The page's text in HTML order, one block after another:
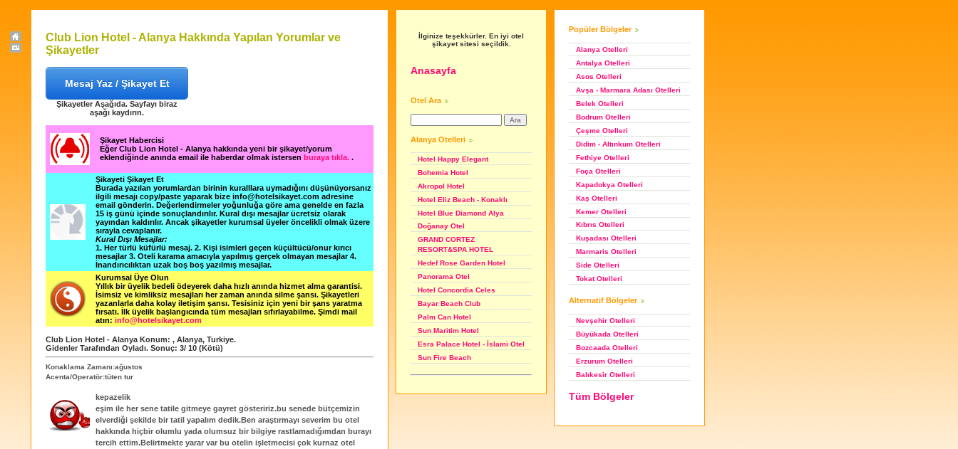
Club Lion Hotel - Alanya Hakkında Yapılan Yorumlar ve
Şikayetler
Mesaj Yaz / Şikayet Et
Şikayetler Aşağıda. Sayfayı biraz
aşağı kaydırın.
Şikayet Habercisi
Eğer Club Lion Hotel - Alanya hakkında yeni bir şikayet/yorum
eklendiğinde anında email ile haberdar olmak istersen buraya tıkla. .
Şikayeti Şikayet Et
Burada yazılan yorumlardan birinin kuralllara uymadığını düşünüyorsanız
ilgili mesajı copy/paste yaparak bize info@hotelsikayet.com adresine
email gönderin. Değerlendirmeler yoğunluğa göre ama genelde en fazla
15 iş günü içinde sonuçlandırılır. Kural dışı mesajlar ücretsiz olarak
yayından kaldırılır. Ancak şikayetler kurumsal üyeler öncelikli olmak üzere
sırayla cevaplanır.
Kural Dışı Mesajlar:
1. Her türlü küfürlü mesaj. 2. Kişi isimleri geçen küçültücü/onur kırıcı
mesajlar 3. Oteli karama amacıyla yapılmış gerçek olmayan mesajlar 4.
İnandırıcılıktan uzak boş boş yazılmış mesajlar.
Kurumsal Üye Olun
Yıllık bir üyelik bedeli ödeyerek daha hızlı anında hizmet alma garantisi.
İsimsiz ve kimliksiz mesajları her zaman anında silme şansı. Şikayetleri
yazanlarla daha kolay iletişim şansı. Tesisiniz için yeni bir şans yaratma
fırsatı. İlk üyelik başlangıcında tüm mesajları sıfırlayabilme. Şimdi mail
atın: info@hotelsikayet.com
Club Lion Hotel - Alanya Konum: , Alanya, Turkiye.
Gidenler Tarafından Oyladı. Sonuç: 3/ 10 (Kötü)
Konaklama Zamanı:ağustos
Acenta/Operatör:tüten tur
kepazelik
eşim ile her sene tatile gitmeye gayret gösteririz.bu senede bütçemizin
elverdiği şekilde bir tatil yapalım dedik.Ben araştırmayı severim bu otel
hakkında hiçbir olumlu yada olumsuz bir bilgiye rastlamadığımdan burayı
tercih ettim.Belirtmekte yarar var bu otelin işletmecisi çok kurnaz otel
İlginize teşekkürler. En iyi otel
şikayet sitesi seçildik.
Anasayfa
Otel Ara
Alanya Otelleri
Hotel Happy Elegant
Bohemia Hotel
Akropol Hotel
Hotel Eliz Beach - Konaklı
Hotel Blue Diamond Alya
Doğanay Otel
GRAND CORTEZ
RESORT&SPA HOTEL
Hedef Rose Garden Hotel
Panorama Otel
Hotel Concordia Celes
Bayar Beach Club
Palm Can Hotel
Sun Maritim Hotel
Esra Palace Hotel - İslami Otel
Sun Fire Beach
Popüler Bölgeler
Alanya Otelleri
Antalya Otelleri
Asos Otelleri
Avşa - Marmara Adası Otelleri
Belek Otelleri
Bodrum Otelleri
Çeşme Otelleri
Didim - Altınkum Otelleri
Fethiye Otelleri
Foça Otelleri
Kapadokya Otelleri
Kaş Otelleri
Kemer Otelleri
Kıbrıs Otelleri
Kuşadası Otelleri
Marmaris Otelleri
Side Otelleri
Tokat Otelleri
Alternatif Bölgeler
Nevşehir Otelleri
Büyükada Otelleri
Bozcaada Otelleri
Erzurum Otelleri
Balıkesir Otelleri
Tüm Bölgeler